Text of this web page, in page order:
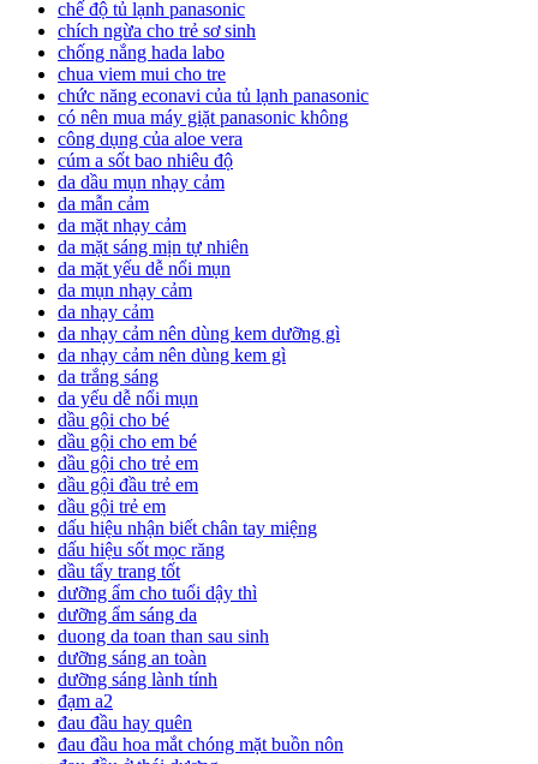
chế độ tủ lạnh panasonic
chích ngừa cho trẻ sơ sinh
chống nắng hada labo
chua viem mui cho tre
chức năng econavi của tủ lạnh panasonic
có nên mua máy giặt panasonic không
công dụng của aloe vera
cúm a sốt bao nhiêu độ
da dầu mụn nhạy cảm
da mẫn cảm
da mặt nhạy cảm
da mặt sáng mịn tự nhiên
da mặt yếu dễ nổi mụn
da mụn nhạy cảm
da nhạy cảm
da nhạy cảm nên dùng kem dưỡng gì
da nhạy cảm nên dùng kem gì
da trắng sáng
da yếu dễ nổi mụn
dầu gội cho bé
dầu gội cho em bé
dầu gội cho trẻ em
dầu gội đầu trẻ em
dầu gội trẻ em
dấu hiệu nhận biết chân tay miệng
dấu hiệu sốt mọc răng
dầu tẩy trang tốt
dưỡng ẩm cho tuổi dậy thì
dưỡng ẩm sáng da
duong da toan than sau sinh
dưỡng sáng an toàn
dưỡng sáng lành tính
đạm a2
đau đầu hay quên
đau đầu hoa mắt chóng mặt buồn nôn